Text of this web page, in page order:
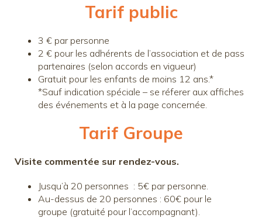
Tarif public
3 € par personne
2 € pour les adhérents de l’association et de pass
partenaires (selon accords en vigueur)
Gratuit pour les enfants de moins 12 ans.*
*Sauf indication spéciale – se réferer aux affiches
des événements et à la page concernée.
Tarif Groupe
Visite commentée sur rendez-vous.
Jusqu’à 20 personnes : 5€ par personne.
Au-dessus de 20 personnes : 60€ pour le
groupe (gratuité pour l’accompagnant).